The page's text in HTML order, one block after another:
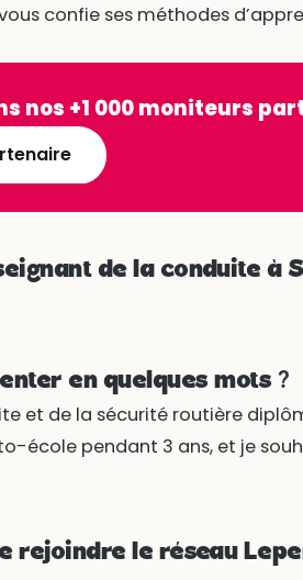
confie ses méthodes
nos +1 000 moniteurs
de la conduite à
en quelques mots ?
et de la sécurité routière
école pendant 3 ans, et je
rejoindre le réseau